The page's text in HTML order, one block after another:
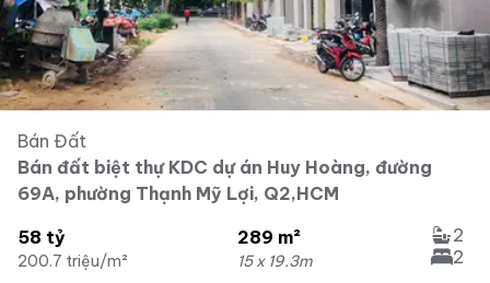
Bán Đất
Bán đất biệt thự KDC dự án Huy Hoàng, đường
69A, phường Thạnh Mỹ Lợi, Q2,HCM
58 tỷ
200.7 triệu/m²
289 m²
15 x 19.3m
2
2